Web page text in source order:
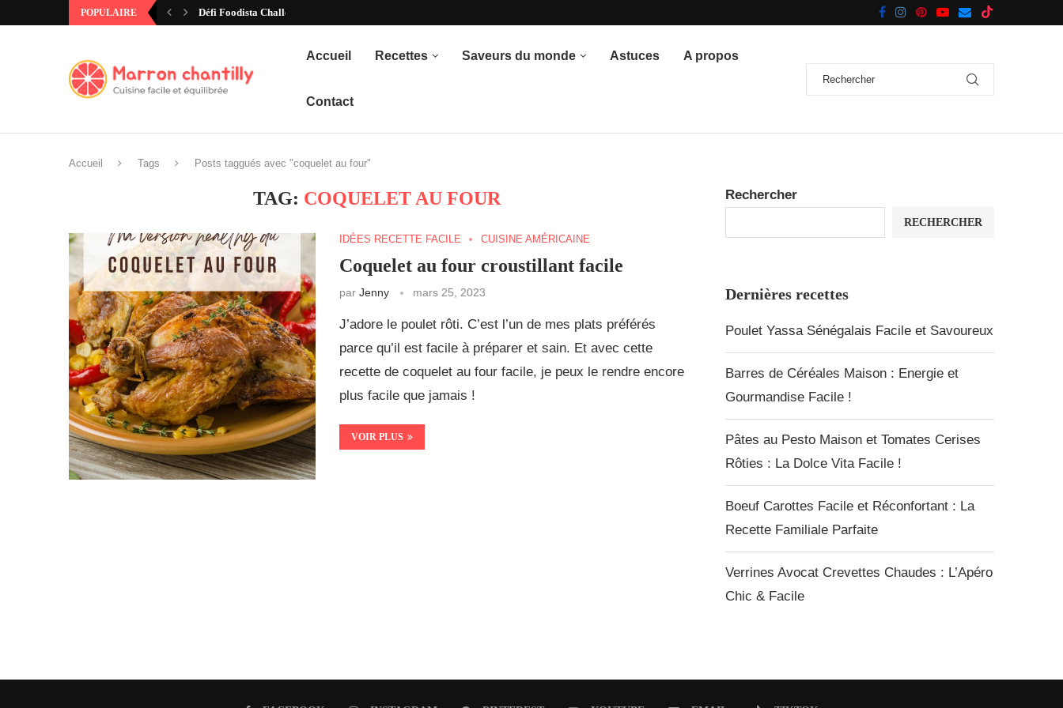
POPULAIRE Défi Foodista Challenge #97 – Annonce du thème
Accueil Recettes Saveurs du monde Astuces A propos
Contact
Accueil Tags Posts taggués avec "coquelet au four"
TAG: COQUELET AU FOUR
IDÉES RECETTE FACILE CUISINE AMÉRICAINE
Coquelet au four croustillant facile
par Jenny mars 25, 2023
J’adore le poulet rôti. C’est l’un de mes plats préférés
parce qu’il est facile à préparer et sain. Et avec cette
recette de coquelet au four facile, je peux le rendre encore
plus facile que jamais !
VOIR PLUS
Rechercher
RECHERCHER
Dernières recettes
Poulet Yassa Sénégalais Facile et Savoureux
Barres de Céréales Maison : Energie et
Gourmandise Facile !
Pâtes au Pesto Maison et Tomates Cerises
Rôties : La Dolce Vita Facile !
Boeuf Carottes Facile et Réconfortant : La
Recette Familiale Parfaite
Verrines Avocat Crevettes Chaudes : L’Apéro
Chic & Facile